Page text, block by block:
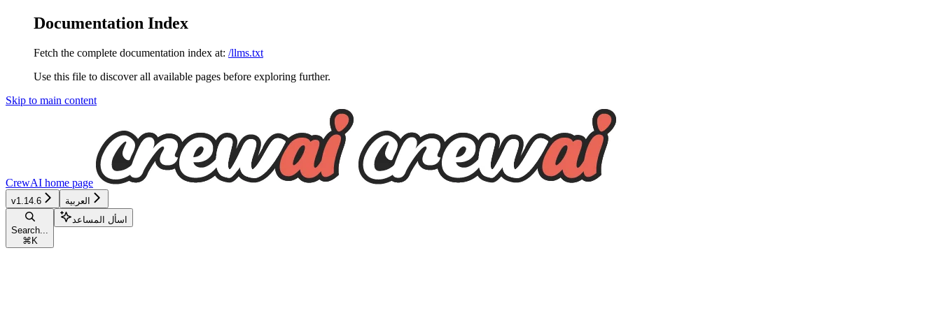
Documentation Index
Fetch the complete documentation index at: /llms.txt
Use this file to discover all available pages before exploring further.
Skip to main content
CrewAI home page
v1.14.6 العربية
Search...
⌘ K
اسأل المساعد